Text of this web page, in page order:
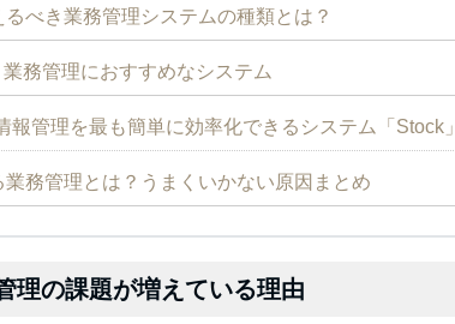
べき業務管理システムの種類とは？
業務管理におすすめなシステム
報管理を最も簡単に効率化できるシステム「Stock」
務管理とは？うまくいかない原因まとめ
理の課題が増えている理由